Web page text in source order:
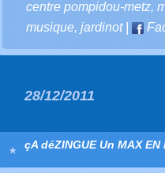
centre pompidou-metz,
musique, jardinot|
28/12/2011
çA déZINGUE Un MAX